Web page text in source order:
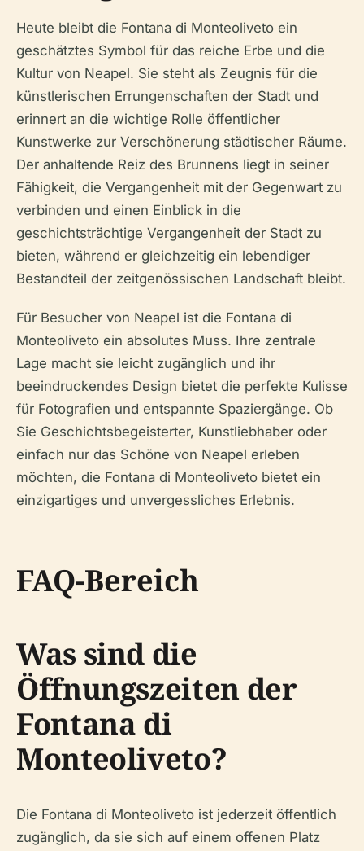
Heute bleibt die Fontana di Monteoliveto ein
geschätztes Symbol für das reiche Erbe und die
Kultur von Neapel. Sie steht als Zeugnis für die
künstlerischen Errungenschaften der Stadt und
erinnert an die wichtige Rolle öffentlicher
Kunstwerke zur Verschönerung städtischer Räume.
Der anhaltende Reiz des Brunnens liegt in seiner
Fähigkeit, die Vergangenheit mit der Gegenwart zu
verbinden und einen Einblick in die
geschichtsträchtige Vergangenheit der Stadt zu
bieten, während er gleichzeitig ein lebendiger
Bestandteil der zeitgenössischen Landschaft bleibt.
Für Besucher von Neapel ist die Fontana di
Monteoliveto ein absolutes Muss. Ihre zentrale
Lage macht sie leicht zugänglich und ihr
beeindruckendes Design bietet die perfekte Kulisse
für Fotografien und entspannte Spaziergänge. Ob
Sie Geschichtsbegeisterter, Kunstliebhaber oder
einfach nur das Schöne von Neapel erleben
möchten, die Fontana di Monteoliveto bietet ein
einzigartiges und unvergessliches Erlebnis.
FAQ-Bereich
Was sind die
Öffnungszeiten der
Fontana di
Monteoliveto?
Die Fontana di Monteoliveto ist jederzeit öffentlich
zugänglich, da sie sich auf einem offenen Platz